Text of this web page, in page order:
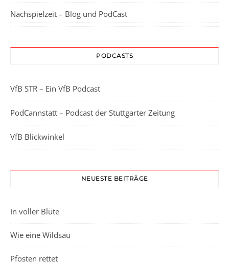
Nachspielzeit – Blog und PodCast
PODCASTS
VfB STR – Ein VfB Podcast
PodCannstatt – Podcast der Stuttgarter Zeitung
VfB Blickwinkel
NEUESTE BEITRÄGE
In voller Blüte
Wie eine Wildsau
Pfosten rettet